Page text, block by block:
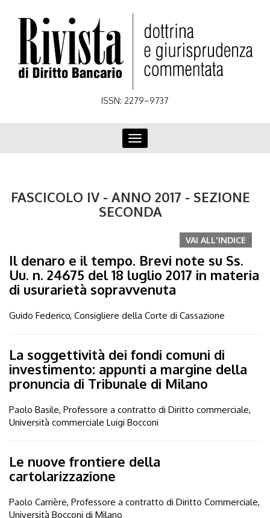
ISSN: 2279–9737
Toggle
navigation
FASCICOLO IV - ANNO 2017 - SEZIONE
SECONDA
VAI ALL'INDICE
Il denaro e il tempo. Brevi note su Ss.
Uu. n. 24675 del 18 luglio 2017 in materia
di usurarietà sopravvenuta
Guido Federico, Consigliere della Corte di Cassazione
La soggettività dei fondi comuni di
investimento: appunti a margine della
pronuncia di Tribunale di Milano
Paolo Basile, Professore a contratto di Diritto commerciale,
Università commerciale Luigi Bocconi
Le nuove frontiere della
cartolarizzazione
Paolo Carrière, Professore a contratto di Diritto Commerciale,
Università Bocconi di Milano